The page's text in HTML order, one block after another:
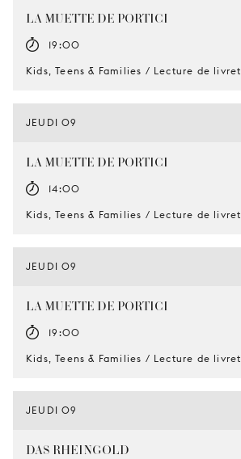
LA MUETTE DE PORTICI
19:00
Kids, Teens & Families / Lecture de livret
JEUDI 09
LA MUETTE DE PORTICI
14:00
Kids, Teens & Families / Lecture de livret
JEUDI 09
LA MUETTE DE PORTICI
19:00
Kids, Teens & Families / Lecture de livret
JEUDI 09
DAS RHEINGOLD